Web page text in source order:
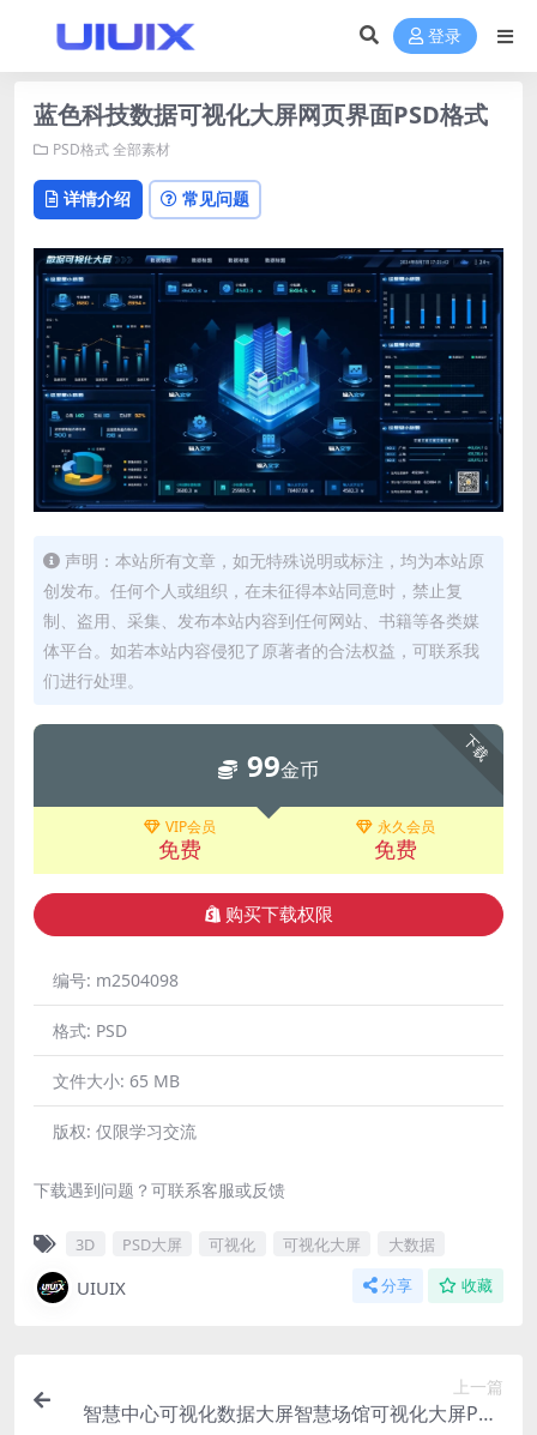
登录
蓝色科技数据可视化大屏网页界面PSD格式
PSD格式全部素材
详情介绍 常见问题
声明：本站所有文章，如无特殊说明或标注，均为本站原
创发布。任何个人或组织，在未征得本站同意时，禁止复
制、盗用、采集、发布本站内容到任何网站、书籍等各类媒
体平台。如若本站内容侵犯了原著者的合法权益，可联系我
们进行处理。
下载
99金币
VIP会员
免费
永久会员
免费
购买下载权限
编号: m2504098
格式: PSD
文件大小: 65 MB
版权: 仅限学习交流
下载遇到问题？可联系客服或反馈
3D PSD大屏 可视化 可视化大屏 大数据
UIUIX 分享 收藏
上一篇
智慧中心可视化数据大屏智慧场馆可视化大屏PSD